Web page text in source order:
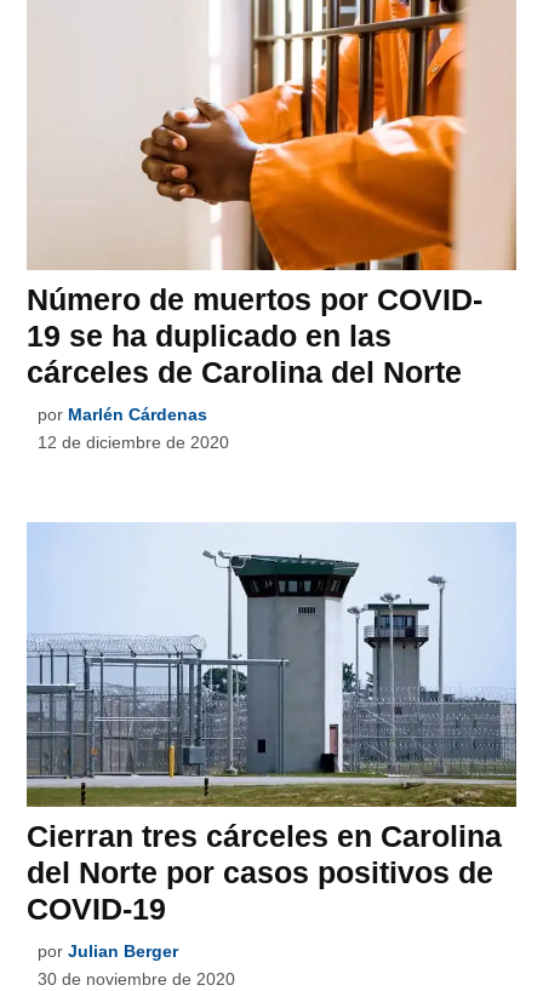
Número de muertos por COVID-
19 se ha duplicado en las
cárceles de Carolina del Norte
por Marlén Cárdenas
12 de diciembre de 2020
Cierran tres cárceles en Carolina
del Norte por casos positivos de
COVID-19
por Julian Berger
30 de noviembre de 2020